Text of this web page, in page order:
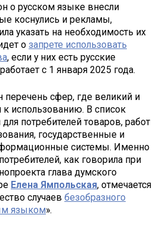
о русском языке внесли
коснулись и рекламы,
указать на необходимость их
о запрете использовать
, если у них есть русские
с 1 января 2025 года.
перечень сфер, где великий и
к использованию. В список
потребителей товаров, работ
государственные и
системы. Именно
как говорила при
глава думского
Елена Ямпольская, отмечается
случаев безобразного
языком».